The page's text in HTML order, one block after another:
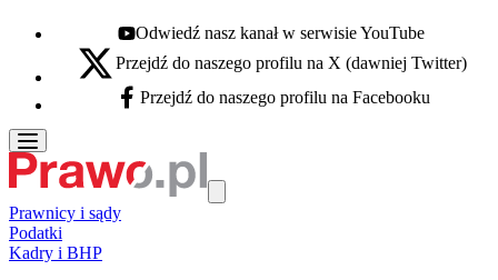
Youtube - otwiera się w nowej karcie
Odwiedź nasz kanał w serwisie YouTube
X - otwiera się w nowej karcie
Przejdź do naszego profilu na X (dawniej Twitter)
Facebook - otwiera się w nowej karcie
Przejdź do naszego profilu na Facebooku
Prawnicy i sądy
Podatki
Kadry i BHP